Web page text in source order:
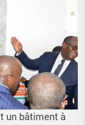
un bâtiment à